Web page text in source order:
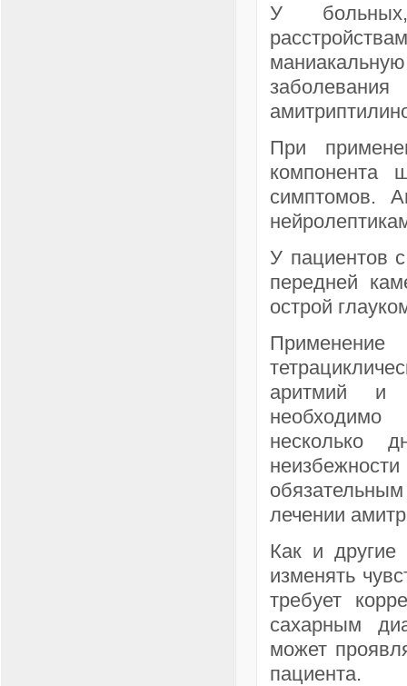
У больных,
При
компонента
симптомов.
У пациентов
передней
острой
аритмий и
необходимо
несколько
лечении
Как и другие
изменять
требует
сахарным
может
пациента.